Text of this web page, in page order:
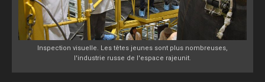
Inspection visuelle. Les têtes jeunes sont plus nombreuses,
l'industrie russe de l'espace rajeunit.